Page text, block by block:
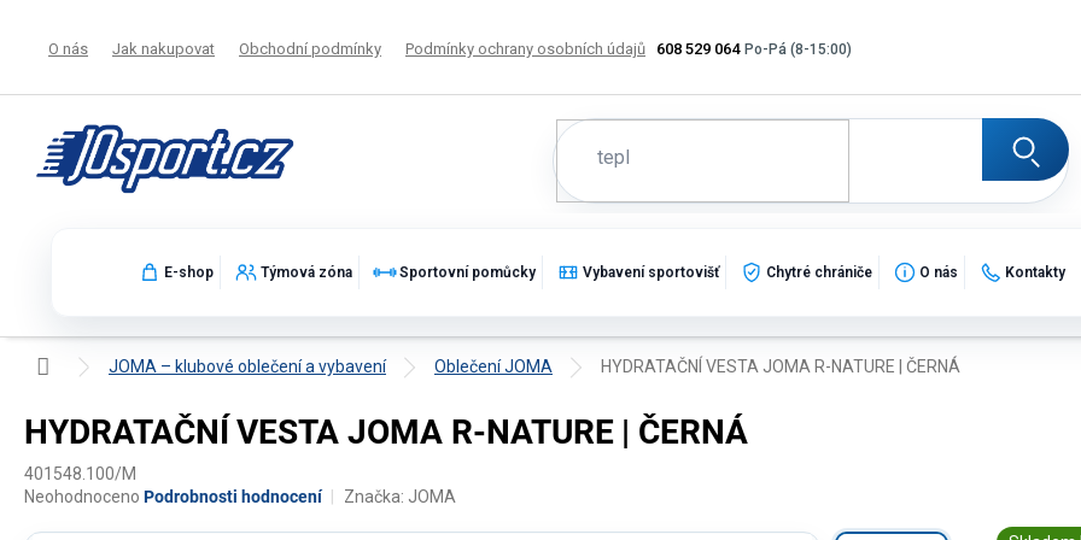
608 529 064
O nás Jak nakupovat Obchodní podmínky Podmínky ochrany osobních údajů Výměna, vrácení a reklamace zboží
E-shop Týmová zóna Sportovní pomůcky Vybavení sportovišť Chytré chrániče O nás Kontakty
Domů JOMA – klubové oblečení a vybavení Oblečení JOMA HYDRATAČNÍ VESTA JOMA R-NATURE | ČERNÁ
HYDRATAČNÍ VESTA JOMA R-NATURE | ČERNÁ
401548.100/M
Průměrné
Neohodnoceno Podrobnosti hodnocení Značka: JOMA